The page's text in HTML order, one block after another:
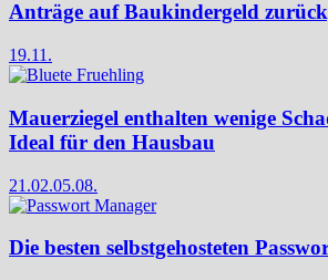
Anträge auf Baukindergeld
19.11.
Mauerziegel enthalten wenige
Ideal für den Hausbau
21.02.05.08.
Die besten selbstgehosteten